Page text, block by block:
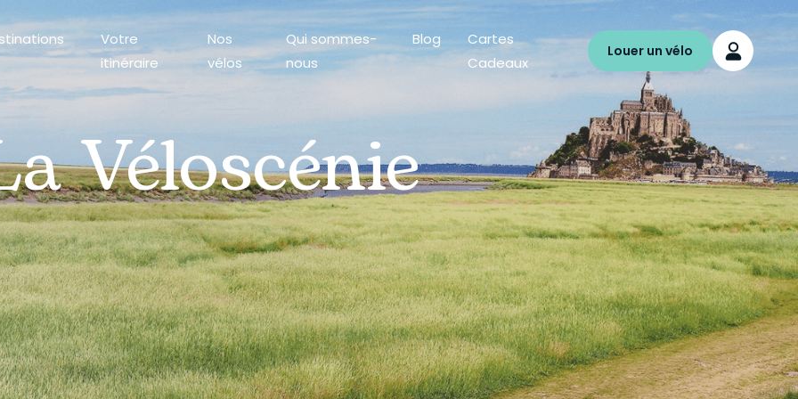
Votre
itinéraire
Nos
vélos
Qui sommes-
nous
Blog
Cartes
Cadeaux
Louer un vélo
Véloscénie